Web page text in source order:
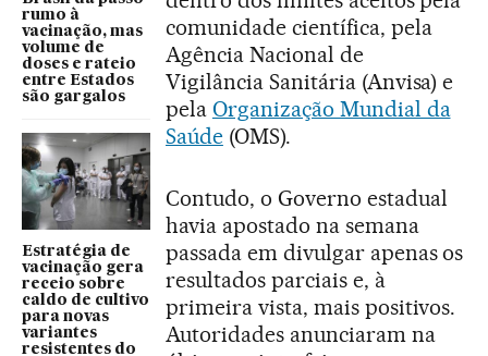
rumo à
vacinação, mas
volume de
doses e rateio
entre Estados
são gargalos
Estratégia de
vacinação gera
receio sobre
caldo de cultivo
para novas
variantes
resistentes do
comunidade científica, pela
Agência Nacional de
Vigilância Sanitária (Anvisa) e
pela Organização Mundial da
Saúde(OMS).
Contudo, o Governo estadual
havia apostado na semana
passada em divulgar apenas os
resultados parciais e, à
primeira vista, mais positivos.
Autoridades anunciaram na